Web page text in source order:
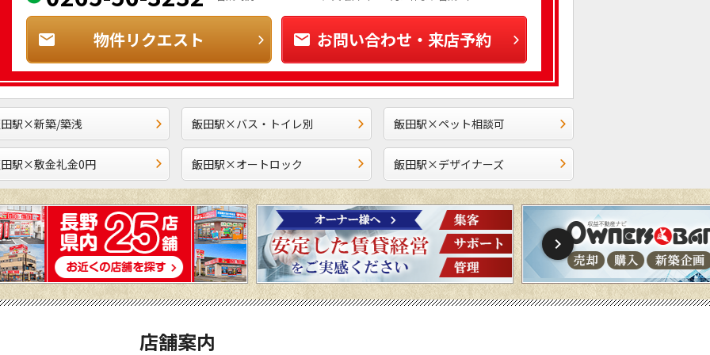
物件リクエスト お問い合わせ・来店予約
駅×新築/築浅 飯田駅×バス・トイレ別 飯田駅×ペット相談可
駅×敷金礼金0円 飯田駅×オートロック 飯田駅×デザイナーズ
店舗案内